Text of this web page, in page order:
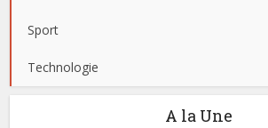
Sport
Technologie
A la Une